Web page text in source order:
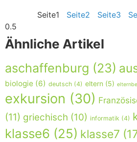
Seite1 Seite2 Seite3
Ähnliche Artikel
aschaffenburg (23)
biologie (6) deutsch (4) eltern (5)
exkursion (30)
(11) griechisch (10) informatik (4)
klasse6 (25) klasse7